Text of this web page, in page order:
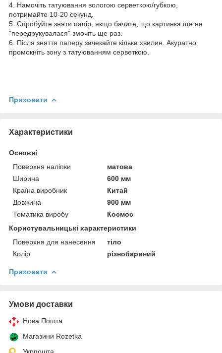
4. Намочіть татуювання вологою серветкою/губкою,
потримайте 10-20 секунд.
5. Спробуйте зняти папір, якщо бачите, що картинка ще не
"передрукувалася" змочіть ще раз.
6. Після зняття паперу зачекайте кілька хвилин. Акуратно
промокніть зону з татуюванням серветкою.
Приховати
Характеристики
Основні
Поверхня наліпки
матова
Ширина
600 мм
Країна виробник
Китай
Довжина
900 мм
Тематика виробу
Космос
Користувальницькі характеристики
Поверхня для нанесення
тіло
Колір
різнобарвний
Приховати
Умови доставки
Нова Пошта
Магазини Rozetka
Укрпошта